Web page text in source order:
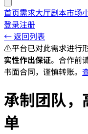
首页需求大厅剧本市场
登录注册
← 返回列表
⚠️平台已对此需求进行
实性作出保证。合作前
书面合同，谨慎转账。
承制团队
单